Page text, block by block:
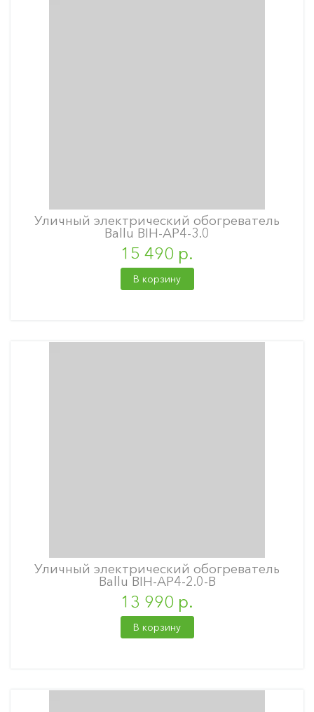
Уличный электрический обогреватель
Ballu BIH-AP4-3.0
15 490 р.
В корзину
Уличный электрический обогреватель
Ballu BIH-AP4-2.0-B
13 990 р.
В корзину